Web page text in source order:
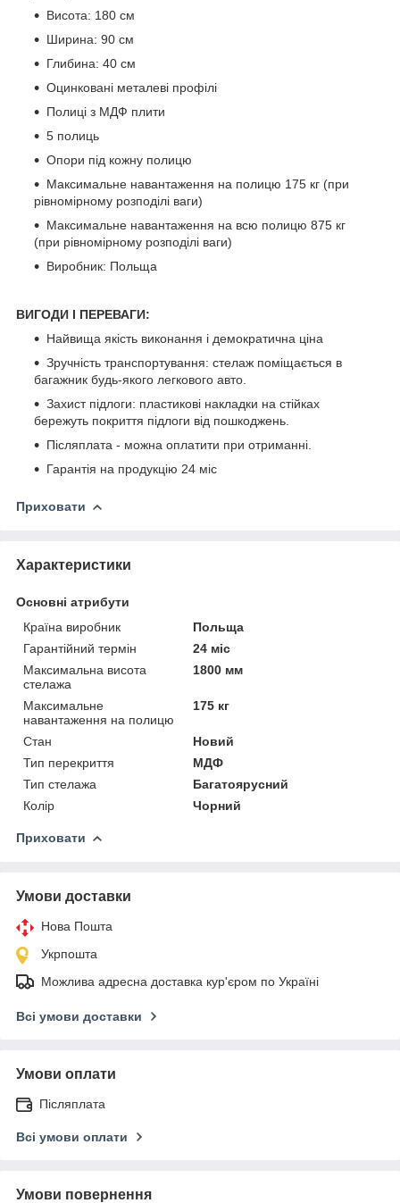
Висота: 180 см
Ширина: 90 см
Глибина: 40 см
Оцинковані металеві профілі
Полиці з МДФ плити
5 полиць
Опори під кожну полицю
Максимальне навантаження на полицю 175 кг (при
рівномірному розподілі ваги)
Максимальне навантаження на всю полицю 875 кг
(при рівномірному розподілі ваги)
Виробник: Польща
ВИГОДИ І ПЕРЕВАГИ:
Найвища якість виконання і демократична ціна
Зручність транспортування: стелаж поміщається в
багажник будь-якого легкового авто.
Захист підлоги: пластикові накладки на стійках
бережуть покриття підлоги від пошкоджень.
Післяплата - можна оплатити при отриманні.
Гарантія на продукцію 24 міс
Приховати
Характеристики
Основні атрибути
Країна виробник
Польща
Гарантійний термін
24 міс
Максимальна висота
стелажа
1800 мм
Максимальне
навантаження на полицю
175 кг
Стан
Новий
Тип перекриття
МДФ
Тип стелажа
Багатоярусний
Колір
Чорний
Приховати
Умови доставки
Нова Пошта
Укрпошта
Можлива адресна доставка кур'єром по Україні
Всі умови доставки
Умови оплати
Післяплата
Всі умови оплати
Умови повернення